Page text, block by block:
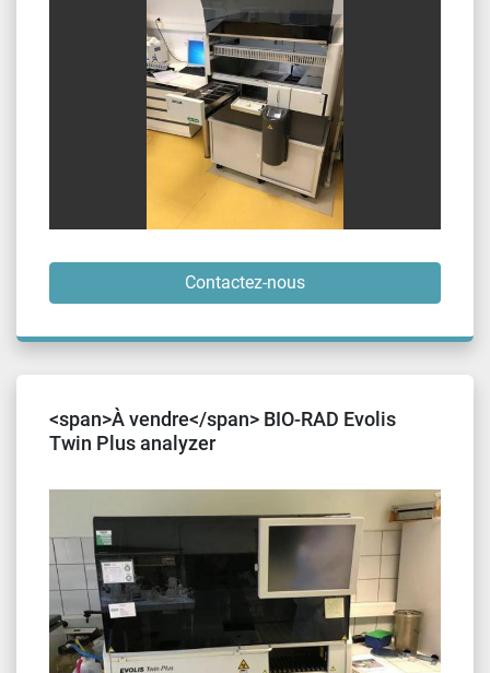
Contactez-nous
<span>À vendre</span> BIO-RAD Evolis
Twin Plus analyzer